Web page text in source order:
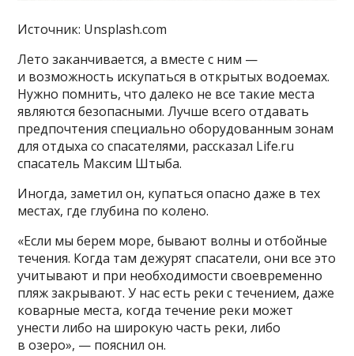
Источник: Unsplash.com
Лето заканчивается, а вместе с ним —
и возможность искупаться в открытых водоемах.
Нужно помнить, что далеко не все такие места
являются безопасными. Лучше всего отдавать
предпочтения специально оборудованным зонам
для отдыха со спасателями, рассказал Life.ru
спасатель Максим Штыба.
Иногда, заметил он, купаться опасно даже в тех
местах, где глубина по колено.
«Если мы берем море, бывают волны и отбойные
течения. Когда там дежурят спасатели, они все это
учитывают и при необходимости своевременно
пляж закрывают. У нас есть реки с течением, даже
коварные места, когда течение реки может
унести либо на широкую часть реки, либо
в озеро», — пояснил он.